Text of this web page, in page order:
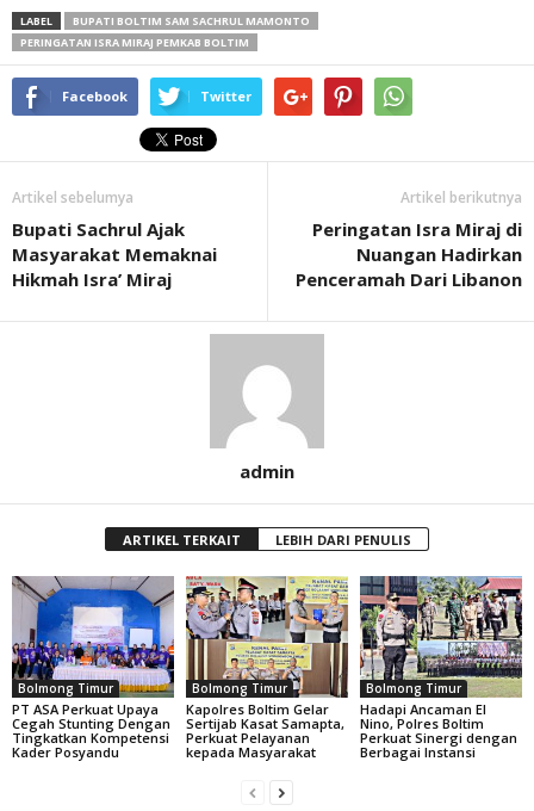
LABEL
BUPATI BOLTIM SAM SACHRUL MAMONTO
PERINGATAN ISRA MIRAJ PEMKAB BOLTIM
Facebook Twitter
Artikel sebelumya
Bupati Sachrul Ajak
Masyarakat Memaknai
Hikmah Isra’ Miraj
Artikel berikutnya
Peringatan Isra Miraj di
Nuangan Hadirkan
Penceramah Dari Libanon
admin
ARTIKEL TERKAIT LEBIH DARI PENULIS
Bolmong Timur
PT ASA Perkuat Upaya
Cegah Stunting Dengan
Tingkatkan Kompetensi
Kader Posyandu
Bolmong Timur
Kapolres Boltim Gelar
Sertijab Kasat Samapta,
Perkuat Pelayanan
kepada Masyarakat
Bolmong Timur
Hadapi Ancaman El
Nino, Polres Boltim
Perkuat Sinergi dengan
Berbagai Instansi